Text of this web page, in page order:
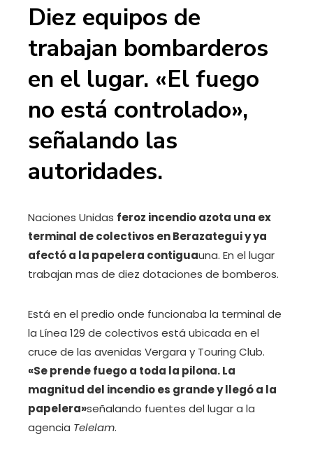
Diez equipos de
trabajan bombarderos
en el lugar. «El fuego
no está controlado»,
señalando las
autoridades.
Naciones Unidas feroz incendio azota una ex
terminal de colectivos en Berazategui y ya
afectó a la papelera contiguauna. En el lugar
trabajan mas de diez dotaciones de bomberos.
Está en el predio onde funcionaba la terminal de
la Línea 129 de colectivos está ubicada en el
cruce de las avenidas Vergara y Touring Club.
«Se prende fuego a toda la pilona. La
magnitud del incendio es grande y llegó a la
papelera»señalando fuentes del lugar a la
agencia Telelam.